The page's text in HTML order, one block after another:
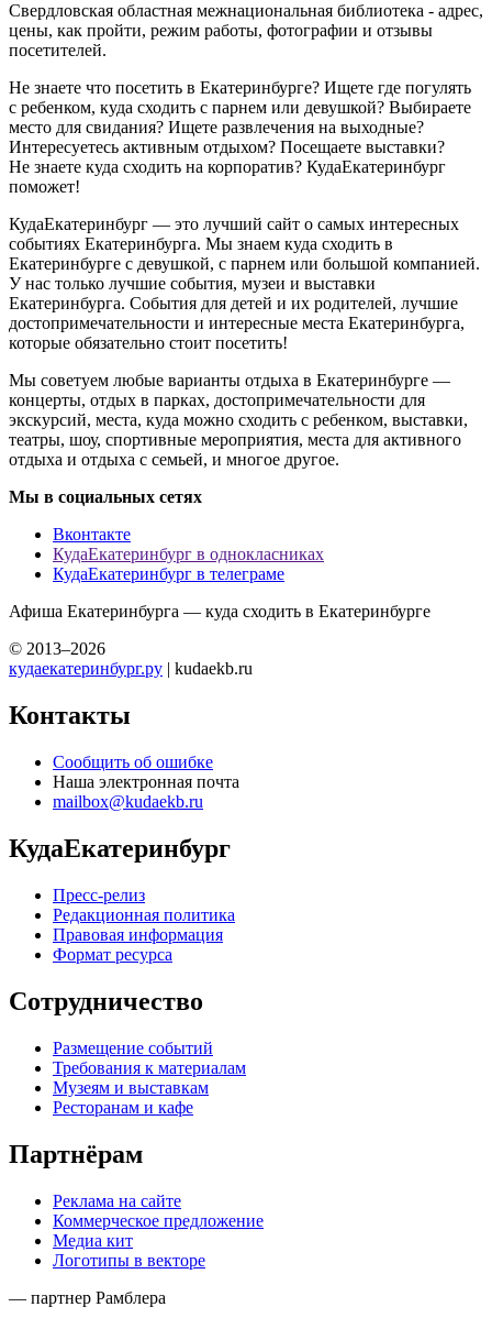
Свердловская областная межнациональная библиотека - адрес,
цены, как пройти, режим работы, фотографии и отзывы
посетителей.
Не знаете что посетить в Екатеринбурге? Ищете где погулять
с ребенком, куда сходить с парнем или девушкой? Выбираете
место для свидания? Ищете развлечения на выходные?
Интересуетесь активным отдыхом? Посещаете выставки?
Не знаете куда сходить на корпоратив? КудаЕкатеринбург
поможет!
КудаЕкатеринбург — это лучший сайт о самых интересных
событиях Екатеринбурга. Мы знаем куда сходить в
Екатеринбурге с девушкой, с парнем или большой компанией.
У нас только лучшие события, музеи и выставки
Екатеринбурга. События для детей и их родителей, лучшие
достопримечательности и интересные места Екатеринбурга,
которые обязательно стоит посетить!
Мы советуем любые варианты отдыха в Екатеринбурге —
концерты, отдых в парках, достопримечательности для
экскурсий, места, куда можно сходить с ребенком, выставки,
театры, шоу, спортивные мероприятия, места для активного
отдыха и отдыха с семьей, и многое другое.
Мы в социальных сетях
Вконтакте
КудаЕкатеринбург в однокласниках
КудаЕкатеринбург в телеграме
Афиша Екатеринбурга — куда сходить в Екатеринбурге
© 2013–2026
кудаекатеринбург.ру | kudaekb.ru
Контакты
Сообщить об ошибке
Наша электронная почта
mailbox@kudaekb.ru
КудаЕкатеринбург
Пресс-релиз
Редакционная политика
Правовая информация
Формат ресурса
Сотрудничество
Размещение событий
Требования к материалам
Музеям и выставкам
Ресторанам и кафе
Партнёрам
Реклама на сайте
Коммерческое предложение
Медиа кит
Логотипы в векторе
— партнер Рамблера